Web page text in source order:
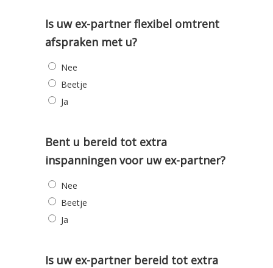
Is uw ex-partner flexibel omtrent
afspraken met u?
Nee
Beetje
Ja
Bent u bereid tot extra
inspanningen voor uw ex-partner?
Nee
Beetje
Ja
Is uw ex-partner bereid tot extra